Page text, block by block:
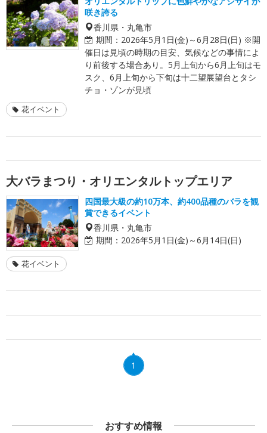
咲き誇る
香川県・丸亀市
期間： 2026年5月1日(金)～6月28日(日) ※開
催日は見頃の時期の目安、気候などの事情によ
り前後する場合あり。5月上旬から6月上旬はモ
スク、6月上旬から下旬は十二望展望台とタシ
チョ・ゾンが見頃
花イベント
大バラまつり・オリエンタルトップエリア
四国最大級の約10万本、約400品種のバラを観
賞できるイベント
香川県・丸亀市
期間： 2026年5月1日(金)～6月14日(日)
花イベント
1
おすすめ情報